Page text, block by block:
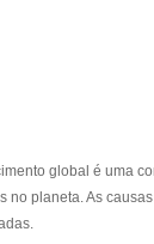
global é uma
no planeta. As